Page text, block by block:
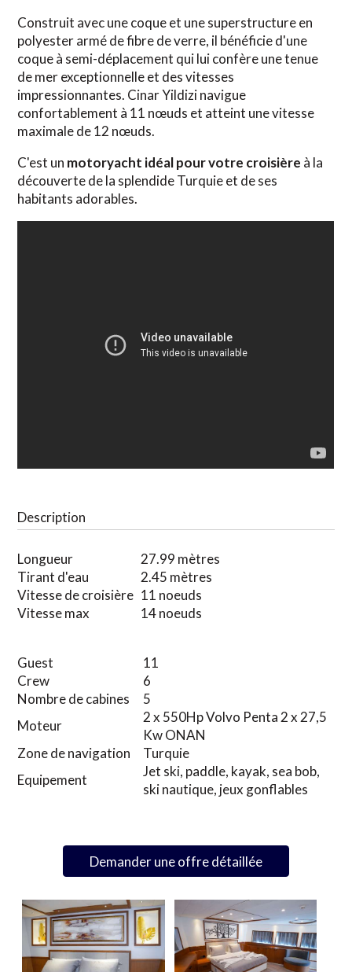
Construit avec une coque et une superstructure en
polyester armé de fibre de verre, il bénéficie d'une
coque à semi-déplacement qui lui confère une tenue
de mer exceptionnelle et des vitesses
impressionnantes. Cinar Yildizi navigue
confortablement à 11 nœuds et atteint une vitesse
maximale de 12 nœuds.
C'est un motoryacht idéal pour votre croisière à la
découverte de la splendide Turquie et de ses
habitants adorables.
Description
Longueur
27.99 mètres
Tirant d'eau
2.45 mètres
Vitesse de croisière 11 noeuds
Vitesse max
14 noeuds
Guest
11
Crew
6
Nombre de cabines
5
Moteur
2 x 550Hp Volvo Penta 2 x 27,5
Kw ONAN
Zone de navigation
Turquie
Equipement
Jet ski, paddle, kayak, sea bob,
ski nautique, jeux gonflables
Demander une offre détaillée